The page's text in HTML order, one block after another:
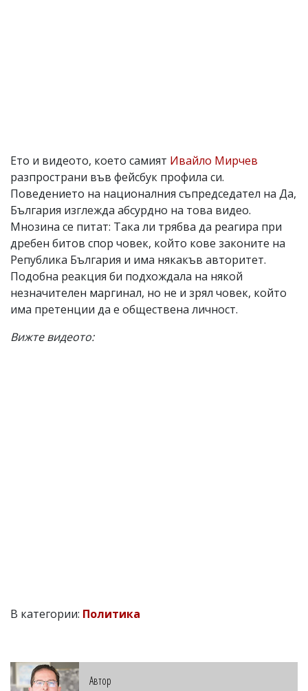
Ето и видеото, което самият Ивайло Мирчев
разпространи във фейсбук профила си.
Поведението на националния съпредседател на Да,
България изглежда абсурдно на това видео.
Мнозина се питат: Така ли трябва да реагира при
дребен битов спор човек, който кове законите на
Република България и има някакъв авторитет.
Подобна реакция би подхождала на някой
незначителен маргинал, но не и зрял човек, който
има претенции да е обществена личност.
Вижте видеото:
В категории: Политика
Автор